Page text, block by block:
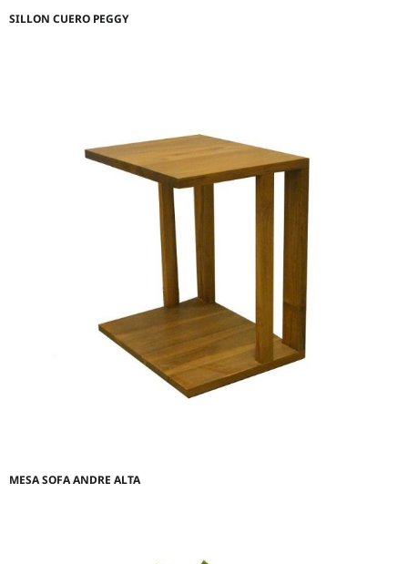
SILLON CUERO PEGGY
MESA SOFA ANDRE ALTA